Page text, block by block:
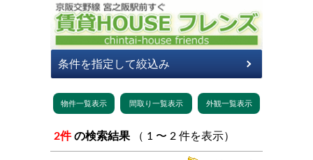
2件 の検索結果 （ 1 〜 2 件を表示）